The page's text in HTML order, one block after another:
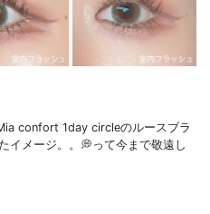
confort 1day circleのルースブラ
イメージ。。💭って今まで敬遠し